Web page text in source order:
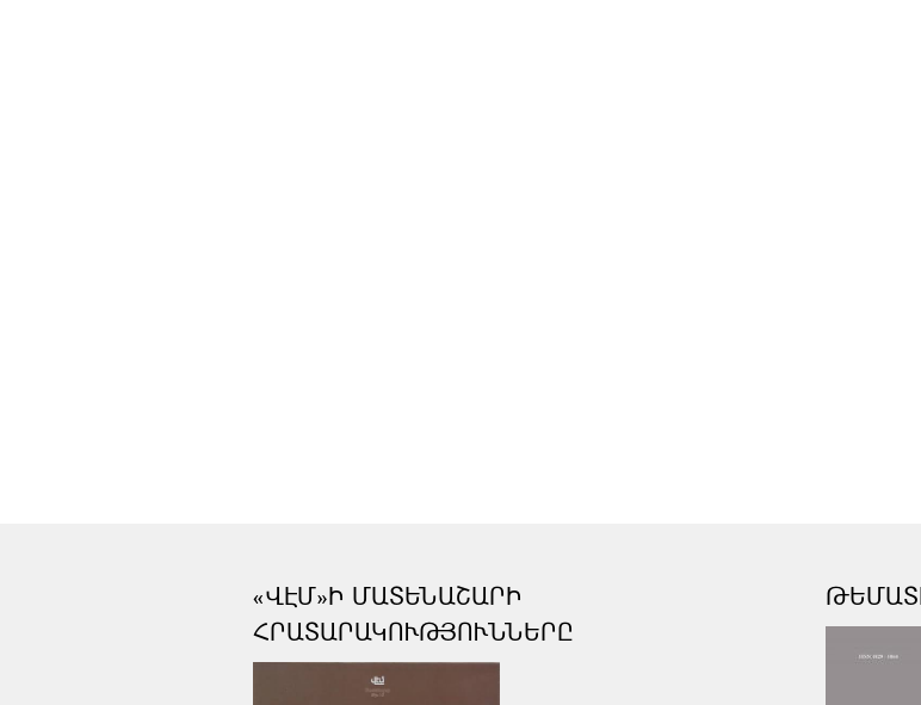
«ՎԷՄ»Ի ՄԱՏԵՆԱՇԱՐԻ
ՀՐԱՏԱՐԱԿՈՒԹՅՈՒՆՆԵՐԸ